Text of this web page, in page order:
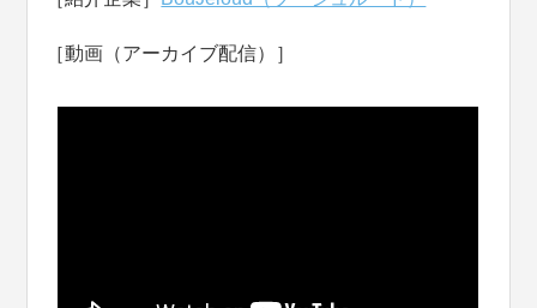
［動画（アーカイブ配信）］